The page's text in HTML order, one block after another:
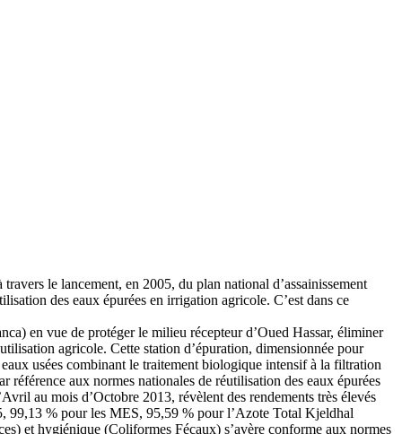
le lancement, en 2005, du plan national d’assainissement
des eaux épurées en irrigation agricole. C’est dans ce
en vue de protéger le milieu récepteur d’Oued Hassar, éliminer
agricole. Cette station d’épuration, dimensionnée pour
usées combinant le traitement biologique intensif à la filtration
aux normes nationales de réutilisation des eaux épurées
au mois d’Octobre 2013, révèlent des rendements très élevés
99,13 % pour les MES, 95,59 % pour l’Azote Total Kjeldhal
et hygiénique (Coliformes Fécaux) s’avère conforme aux normes